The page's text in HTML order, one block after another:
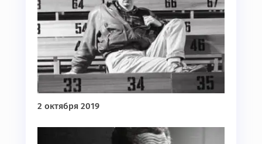
2 октября 2019